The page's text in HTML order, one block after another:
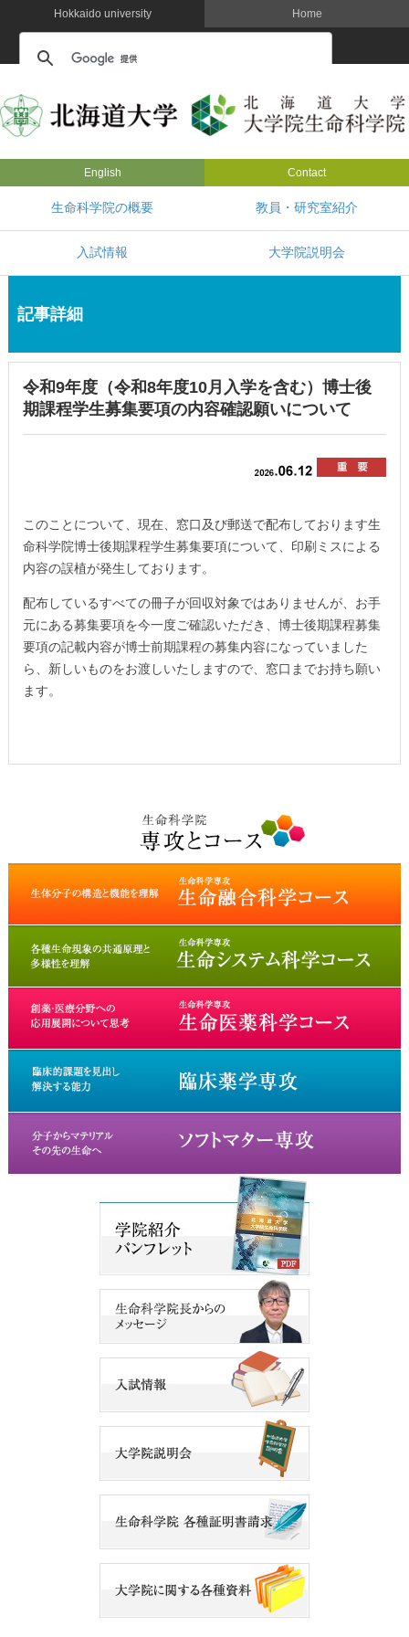
Hokkaido university Home
English Contact
生命科学院の概要 教員・研究室紹介
入試情報 大学院説明会
記事詳細
令和9年度（令和8年度10月入学を含む）博士後
期課程学生募集要項の内容確認願いについて
このことについて、現在、窓口及び郵送で配布しております生
命科学院博士後期課程学生募集要項について、印刷ミスによる
内容の誤植が発生しております。
配布しているすべての冊子が回収対象ではありませんが、お手
元にある募集要項を今一度ご確認いただき、博士後期課程募集
要項の記載内容が博士前期課程の募集内容になっていました
ら、新しいものをお渡しいたしますので、窓口までお持ち願い
ます。